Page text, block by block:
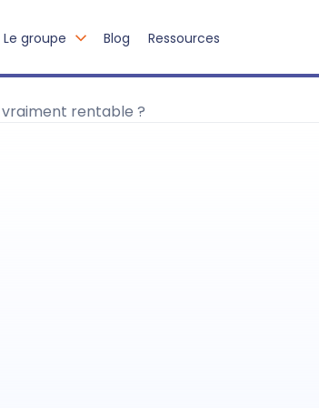
Le groupe Blog Ressources
rentable ?